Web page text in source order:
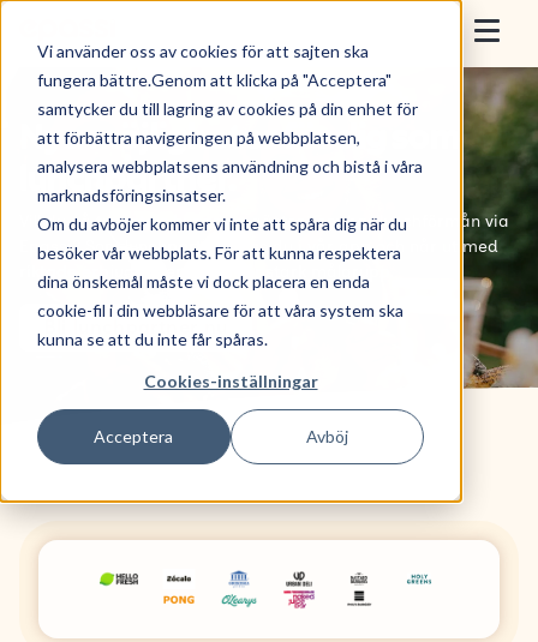
Vi använder oss av cookies för att sajten ska
fungera bättre.Genom att klicka på "Acceptera"
samtycker du till lagring av cookies på din enhet för
att förbättra navigeringen på webbplatsen,
analysera webbplatsens användning och bistå i våra
marknadsföringsinsatser.
Om du avböjer kommer vi inte att spåra dig när du
besöker vår webbplats. För att kunna respektera
dina önskemål måste vi dock placera en enda
cookie-fil i din webbläsare för att våra system ska
kunna se att du inte får spåras.
Cookies-inställningar
Acceptera Avböj
Skip to content
För arbetsgivare
För anställda
Sälj med Epassi
Om oss
Support
Nya möjligheter för dig som
lunchpartner.
Vill du nå tusentals hungriga gäster som har lunchförmån via
Epassi? Som lunchpartner syns du i vår app och når ut med
riktade erbjudanden till en köpstark målgrupp.